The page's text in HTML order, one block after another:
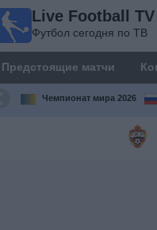
Live Football TV
Футбол сегодня по ТВ
Предстоящие матчи
Чемпионат мира 2026